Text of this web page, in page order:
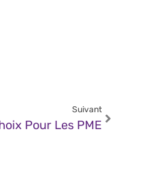
Suivant
Pour Les PME